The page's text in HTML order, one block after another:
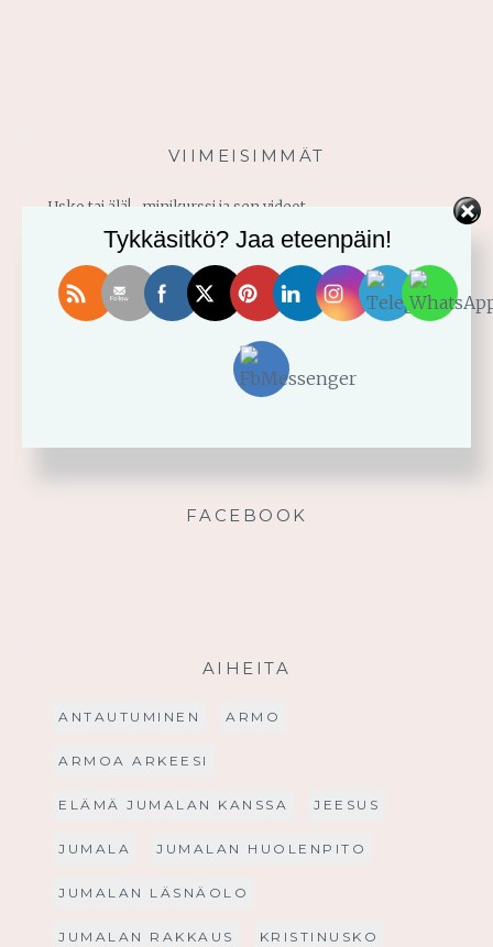
VIIMEISIMMÄT
Usko tai älä! -minikurssi ja sen videot
Vahvistu armosta!
Älä yritä omin voimin
FACEBOOK
AIHEITA
ANTAUTUMINEN ARMO
ARMOA ARKEESI
ELÄMÄ JUMALAN KANSSA JEESUS
JUMALA JUMALAN HUOLENPITO
JUMALAN LÄSNÄOLO
JUMALAN RAKKAUS KRISTINUSKO
Tykkäsitkö? Jaa eteenpäin!